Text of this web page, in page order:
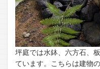
坪庭では水鉢、六方石、
ています。こちらは建物